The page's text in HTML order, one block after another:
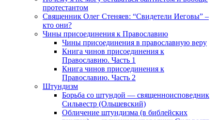
протестантом
Священник Олег Стеняев: “Свидетели Иеговы” –
кто они?
Чины присоединения к Православию
Чины присоединения в православную веру
Книга чинов присоединения к
Православию. Часть 1
Книга чинов присоединения к
Православию. Часть 2
Штундизм
Борьба со штундой — священноисповедник
Сильвестр (Ольшевский)
Обличение штундизма (в библейских